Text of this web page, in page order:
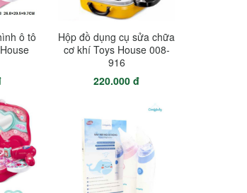
ô tô
Hộp đồ dụng cụ sửa chữa
cơ khí Toys House 008-
916
220.000 đ